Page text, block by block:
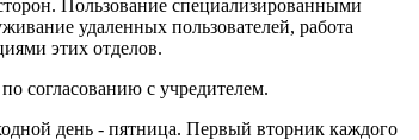
Пользование специализированными
удаленных пользователей, работа
этих отделов.
согласованию с учредителем.
день - пятница. Первый вторник каждого